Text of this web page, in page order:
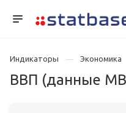
Индикаторы Экономика
ВВП (данные